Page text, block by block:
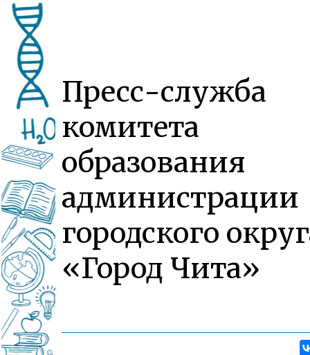
Пресс-служба
комитета
образования
администрации
городского
«Город Чита»